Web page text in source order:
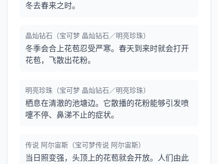
冬去春来之时。
晶灿钻石（宝可梦 晶灿钻石／明亮珍珠）
冬季会合上花苞忍受严寒。春天到来时就会打开
花苞，飞散出花粉。
明亮珍珠（宝可梦 晶灿钻石／明亮珍珠）
栖息在清澈的池塘边。它散播的花粉能够引发喷
嚏不停、鼻涕不止的症状。
传说 阿尔宙斯（宝可梦传说 阿尔宙斯）
当日照变强，头顶上的花苞就会开放。人们由此